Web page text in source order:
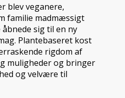
blev veganere,
familie madmæssigt
sig til en ny
Plantebaseret kost
rigdom af
muligheder og bringer
og velvære til